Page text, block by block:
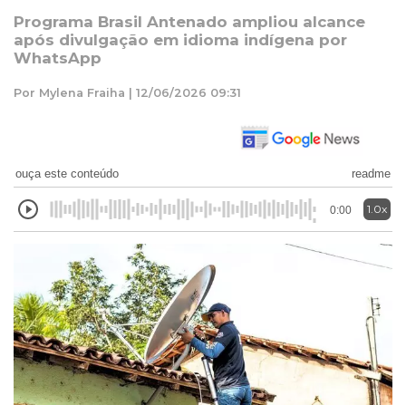
Programa Brasil Antenado ampliou alcance
após divulgação em idioma indígena por
WhatsApp
Por Mylena Fraiha | 12/06/2026 09:31
ouça este conteúdo readme
0:00 1.0x